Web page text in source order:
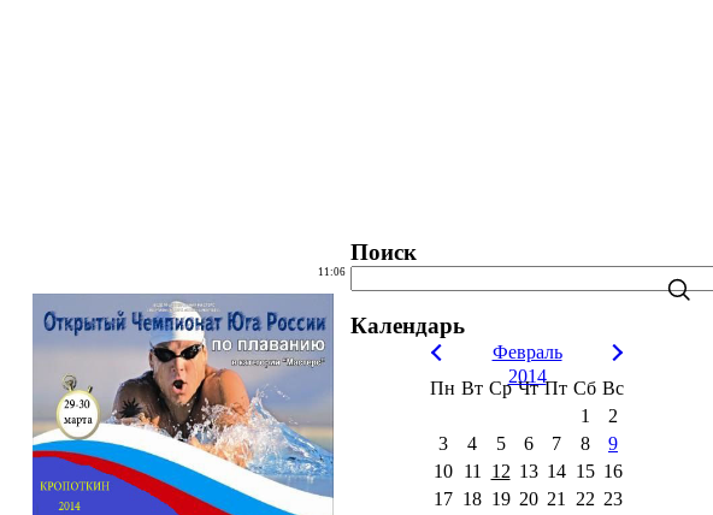
11:06
Поиск
Календарь
Февраль
2014
Пн Вт Ср Чт Пт Сб Вс
1
2
3
4 5 6 7 8
9
10
11 12 13 14 15 16
17 18 19 20 21 22 23